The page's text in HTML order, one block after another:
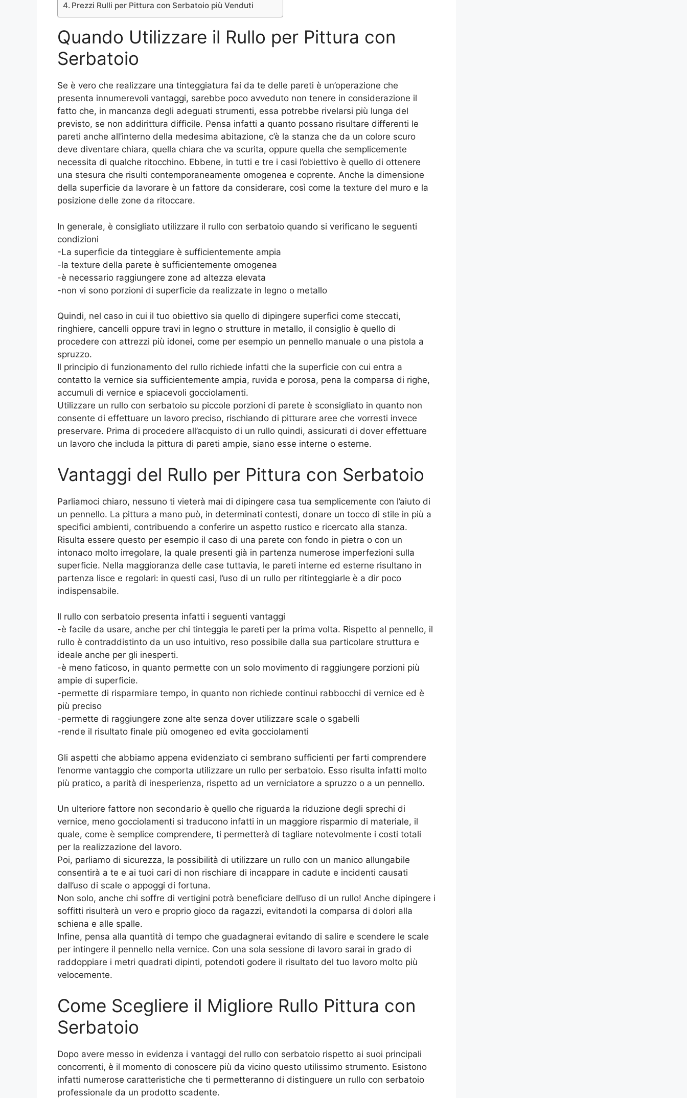
Prezzi Rulli per Pittura con Serbatoio più Venduti
Quando Utilizzare il Rullo per Pittura con
Serbatoio
Se è vero che realizzare una tinteggiatura fai da te delle pareti è un’operazione che
presenta innumerevoli vantaggi, sarebbe poco avveduto non tenere in considerazione il
fatto che, in mancanza degli adeguati strumenti, essa potrebbe rivelarsi più lunga del
previsto, se non addirittura difficile. Pensa infatti a quanto possano risultare differenti le
pareti anche all’interno della medesima abitazione, c’è la stanza che da un colore scuro
deve diventare chiara, quella chiara che va scurita, oppure quella che semplicemente
necessita di qualche ritocchino. Ebbene, in tutti e tre i casi l’obiettivo è quello di ottenere
una stesura che risulti contemporaneamente omogenea e coprente. Anche la dimensione
della superficie da lavorare è un fattore da considerare, così come la texture del muro e la
posizione delle zone da ritoccare.
In generale, è consigliato utilizzare il rullo con serbatoio quando si verificano le seguenti
condizioni
-La superficie da tinteggiare è sufficientemente ampia
-la texture della parete è sufficientemente omogenea
-è necessario raggiungere zone ad altezza elevata
-non vi sono porzioni di superficie da realizzate in legno o metallo
Quindi, nel caso in cui il tuo obiettivo sia quello di dipingere superfici come steccati,
ringhiere, cancelli oppure travi in legno o strutture in metallo, il consiglio è quello di
procedere con attrezzi più idonei, come per esempio un pennello manuale o una pistola a
spruzzo.
Il principio di funzionamento del rullo richiede infatti che la superficie con cui entra a
contatto la vernice sia sufficientemente ampia, ruvida e porosa, pena la comparsa di righe,
accumuli di vernice e spiacevoli gocciolamenti.
Utilizzare un rullo con serbatoio su piccole porzioni di parete è sconsigliato in quanto non
consente di effettuare un lavoro preciso, rischiando di pitturare aree che vorresti invece
preservare. Prima di procedere all’acquisto di un rullo quindi, assicurati di dover effettuare
un lavoro che includa la pittura di pareti ampie, siano esse interne o esterne.
Vantaggi del Rullo per Pittura con Serbatoio
Parliamoci chiaro, nessuno ti vieterà mai di dipingere casa tua semplicemente con l’aiuto di
un pennello. La pittura a mano può, in determinati contesti, donare un tocco di stile in più a
specifici ambienti, contribuendo a conferire un aspetto rustico e ricercato alla stanza.
Risulta essere questo per esempio il caso di una parete con fondo in pietra o con un
intonaco molto irregolare, la quale presenti già in partenza numerose imperfezioni sulla
superficie. Nella maggioranza delle case tuttavia, le pareti interne ed esterne risultano in
partenza lisce e regolari: in questi casi, l’uso di un rullo per ritinteggiarle è a dir poco
indispensabile.
Il rullo con serbatoio presenta infatti i seguenti vantaggi
-è facile da usare, anche per chi tinteggia le pareti per la prima volta. Rispetto al pennello, il
rullo è contraddistinto da un uso intuitivo, reso possibile dalla sua particolare struttura e
ideale anche per gli inesperti.
-è meno faticoso, in quanto permette con un solo movimento di raggiungere porzioni più
ampie di superficie.
-permette di risparmiare tempo, in quanto non richiede continui rabbocchi di vernice ed è
più preciso
-permette di raggiungere zone alte senza dover utilizzare scale o sgabelli
-rende il risultato finale più omogeneo ed evita gocciolamenti
Gli aspetti che abbiamo appena evidenziato ci sembrano sufficienti per farti comprendere
l’enorme vantaggio che comporta utilizzare un rullo per serbatoio. Esso risulta infatti molto
più pratico, a parità di inesperienza, rispetto ad un verniciatore a spruzzo o a un pennello.
Un ulteriore fattore non secondario è quello che riguarda la riduzione degli sprechi di
vernice, meno gocciolamenti si traducono infatti in un maggiore risparmio di materiale, il
quale, come è semplice comprendere, ti permetterà di tagliare notevolmente i costi totali
per la realizzazione del lavoro.
Poi, parliamo di sicurezza, la possibilità di utilizzare un rullo con un manico allungabile
consentirà a te e ai tuoi cari di non rischiare di incappare in cadute e incidenti causati
dall’uso di scale o appoggi di fortuna.
Non solo, anche chi soffre di vertigini potrà beneficiare dell’uso di un rullo! Anche dipingere i
soffitti risulterà un vero e proprio gioco da ragazzi, evitandoti la comparsa di dolori alla
schiena e alle spalle.
Infine, pensa alla quantità di tempo che guadagnerai evitando di salire e scendere le scale
per intingere il pennello nella vernice. Con una sola sessione di lavoro sarai in grado di
raddoppiare i metri quadrati dipinti, potendoti godere il risultato del tuo lavoro molto più
velocemente.
Come Scegliere il Migliore Rullo Pittura con
Serbatoio
Dopo avere messo in evidenza i vantaggi del rullo con serbatoio rispetto ai suoi principali
concorrenti, è il momento di conoscere più da vicino questo utilissimo strumento. Esistono
infatti numerose caratteristiche che ti permetteranno di distinguere un rullo con serbatoio
professionale da un prodotto scadente.